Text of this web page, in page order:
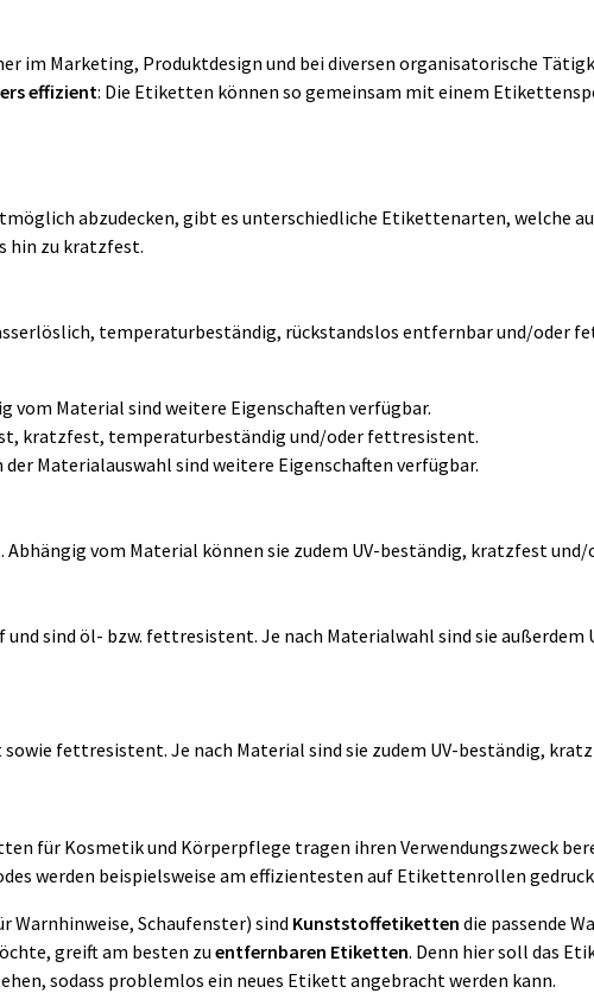
im Marketing, Produktdesign und bei diversen organisatorische
effizient: Die Etiketten können so gemeinsam mit einem
abzudecken, gibt es unterschiedliche Etikettenarten, welche
hin zu kratzfest.
temperaturbeständig, rückstandslos entfernbar und/oder
Material sind weitere Eigenschaften verfügbar.
kratzfest, temperaturbeständig und/oder fettresistent.
Materialauswahl sind weitere Eigenschaften verfügbar.
vom Material können sie zudem UV-beständig, kratzfest
sind öl- bzw. fettresistent. Je nach Materialwahl sind sie
fettresistent. Je nach Material sind sie zudem UV-beständig,
für Kosmetik und Körperpflege tragen ihren Verwendungszweck
werden beispielsweise am effizientesten auf Etikettenrollen
Warnhinweise, Schaufenster) sind Kunststoffetiketten die passende
greift am besten zu entfernbaren Etiketten. Denn hier soll das
sodass problemlos ein neues Etikett angebracht werden kann.